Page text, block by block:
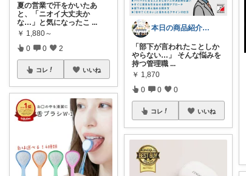
夏の営業で汗をかいたあ
と、「ニオイ大丈夫か
な…」と気になったこ ...
￥ 1,880～
0 0 2
コレ いいね
本日の商品紹介（営業にまつわる商品紹介）
「部下が言われたことしか
やらない…」 そんな悩みを
持つ管理職 ...
￥ 1,870
0 0 0
コレ いいね